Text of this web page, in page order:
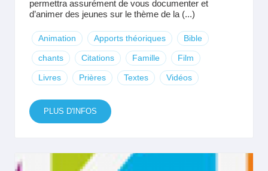
permettra assurément de vous documenter et
d’animer des jeunes sur le thème de la (...)
Animation Apports théoriques Bible
chants Citations Famille Film
Livres Prières Textes Vidéos
PLUS D'INFOS